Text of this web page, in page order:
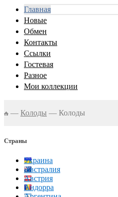
Главная
Новые
Обмен
Контакты
Ссылки
Гостевая
Разное
Мои коллекции
— Колоды — Колоды
Страны
Украина
Австралия
Австрия
Андорра